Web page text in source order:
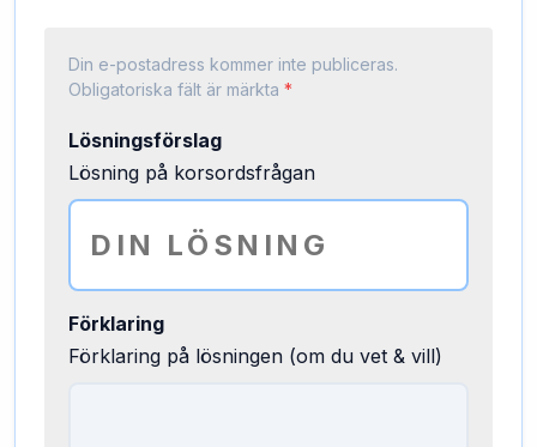
Din e-postadress kommer inte publiceras.
Obligatoriska fält är märkta *
Lösningsförslag
Lösning på korsordsfrågan
Förklaring
Förklaring på lösningen (om du vet & vill)